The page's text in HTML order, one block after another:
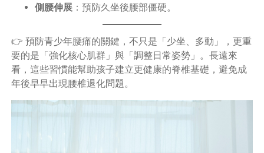
側腰伸展：預防久坐後腰部僵硬。
👉 預防青少年腰痛的關鍵，不只是「少坐、多動」，更重
要的是「強化核心肌群」與「調整日常姿勢」。長遠來
看，這些習慣能幫助孩子建立更健康的脊椎基礎，避免成
年後早早出現腰椎退化問題。